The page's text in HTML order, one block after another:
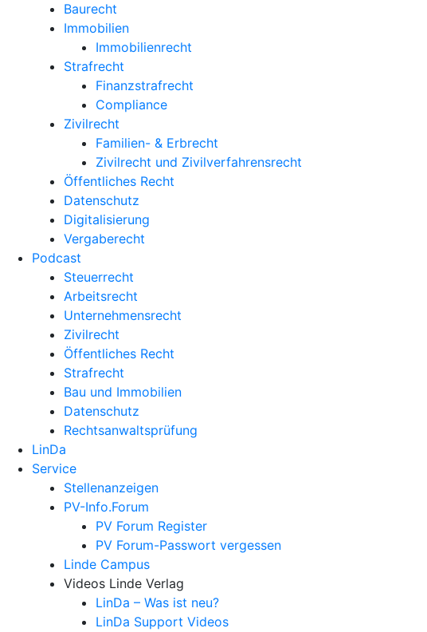
Baurecht
Immobilien
Immobilienrecht
Strafrecht
Finanzstrafrecht
Compliance
Zivilrecht
Familien- & Erbrecht
Zivilrecht und Zivilverfahrensrecht
Öffentliches Recht
Datenschutz
Digitalisierung
Vergaberecht
Podcast
Steuerrecht
Arbeitsrecht
Unternehmens­recht
Zivilrecht
Öffentliches Recht
Strafrecht
Bau und Immobilien
Datenschutz
Rechtsanwalts­prüfung
LinDa
Service
Stellenanzeigen
PV-Info.Forum
PV Forum Register
PV Forum-Passwort vergessen
Linde Campus
Videos Linde Verlag
LinDa – Was ist neu?
LinDa Support Videos